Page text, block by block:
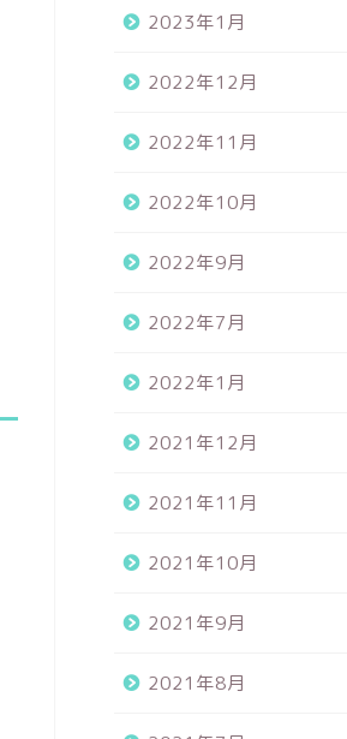
2023年1月
2022年12月
2022年11月
2022年10月
2022年9月
2022年7月
2022年1月
2021年12月
2021年11月
2021年10月
2021年9月
2021年8月